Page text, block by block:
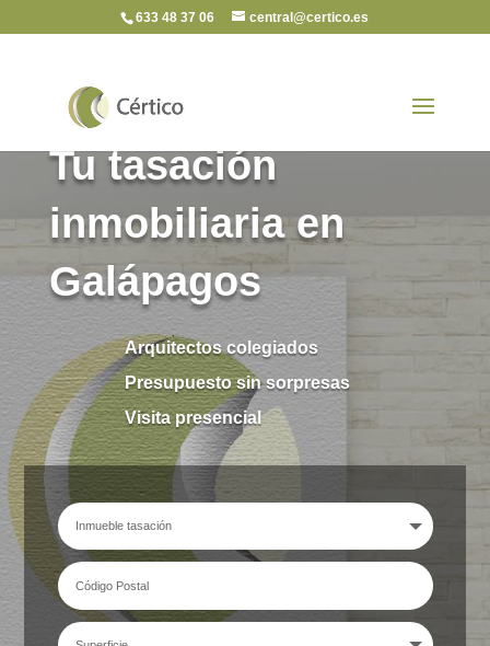
633 48 37 06 central@certico.es
Tu tasación
inmobiliaria en
Galápagos
Arquitectos colegiados
Presupuesto sin sorpresas
Visita presencial